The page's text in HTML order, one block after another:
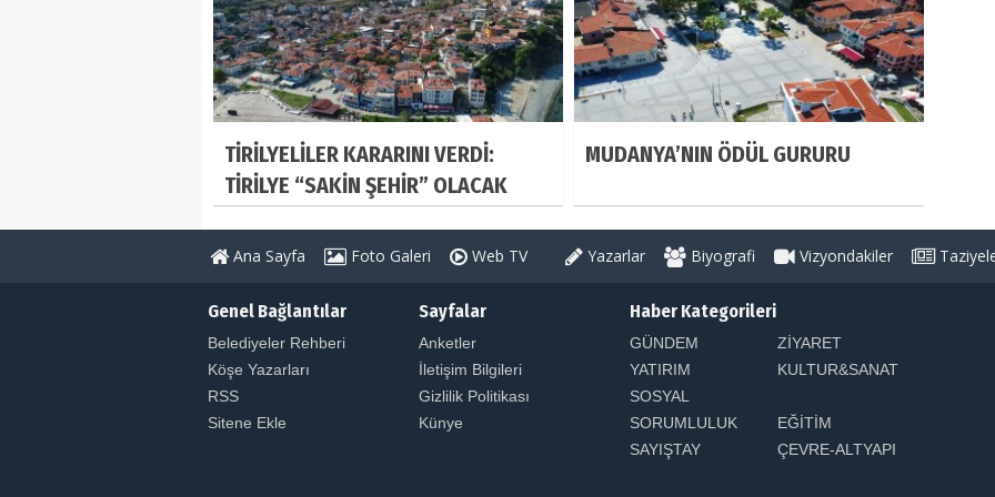
TİRİLYELİLER KARARINI VERDİ:
TİRİLYE “SAKİN ŞEHİR” OLACAK
MUDANYA’NIN ÖDÜL GURURU
Ana Sayfa Foto Galeri Web TV Yazarlar Biyografi Vizyondakiler
Genel Bağlantılar
Belediyeler Rehberi
Köşe Yazarları
RSS
Sitene Ekle
Sayfalar
Anketler
İletişim Bilgileri
Gizlilik Politikası
Künye
Haber Kategorileri
GÜNDEM
ZİYARET
YATIRIM
KULTUR&SANAT
SOSYAL
SORUMLULUK
EĞİTİM
SAYIŞTAY
ÇEVRE-ALTYAPI